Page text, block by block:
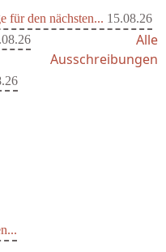
für den nächsten... 15.08.26
Alle
Ausschreibungen